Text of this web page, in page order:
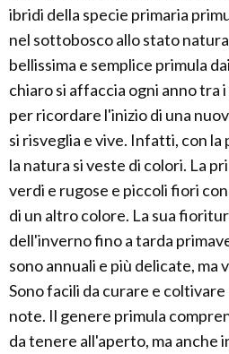
ibridi della specie primaria
nel sottobosco allo stato
bellissima e semplice primula
chiaro si affaccia ogni anno tra
per ricordare l'inizio di una
si risveglia e vive. Infatti, con
la natura si veste di colori. La
verdi e rugose e piccoli fiori
di un altro colore. La sua
dell'inverno fino a tarda
sono annuali e più delicate, ma
Sono facili da curare e
note. Il genere primula
da tenere all'aperto, ma anche